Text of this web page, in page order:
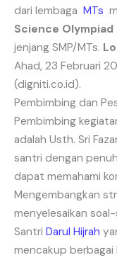
dari lembaga MTs
Science Olympiad
jenjang SMP/MTs.
Ahad, 23 Februari
(digniti.co.id).
Pembimbing dan
Pembimbing
adalah Usth. Sri
santri dengan
dapat memahami
Mengembangkan
menyelesaikan
Santri Darul Hijrah
mencakup berbagai